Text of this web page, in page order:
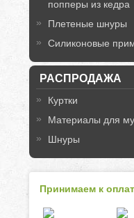
попперы из кедра
Плетеные шнуры
Силиконовые
РАСПРОДАЖА
Куртки
Материалы для
Шнуры
Принимаем к